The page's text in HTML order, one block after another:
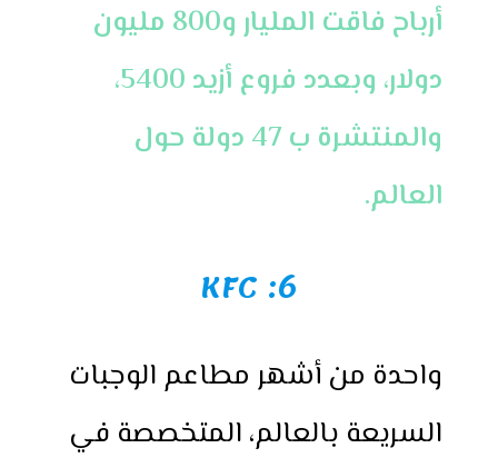
أرباح فاقت المليار و800 مليون
دولار، وبعدد فروع أزيد 5400،
والمنتشرة ب 47 دولة حول
العالم.
6: KFC
واحدة من أشهر مطاعم الوجبات
السريعة بالعالم، المتخصصة في